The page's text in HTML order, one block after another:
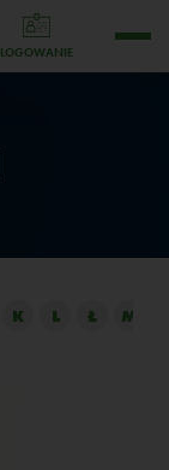
LOGOWANIE
K L Ł M